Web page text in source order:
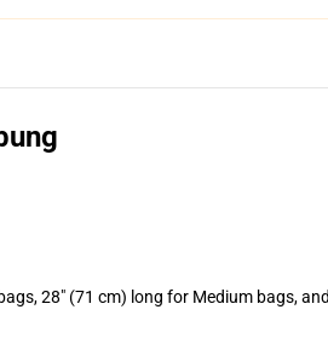
28" (71 cm) long for Medium bags,